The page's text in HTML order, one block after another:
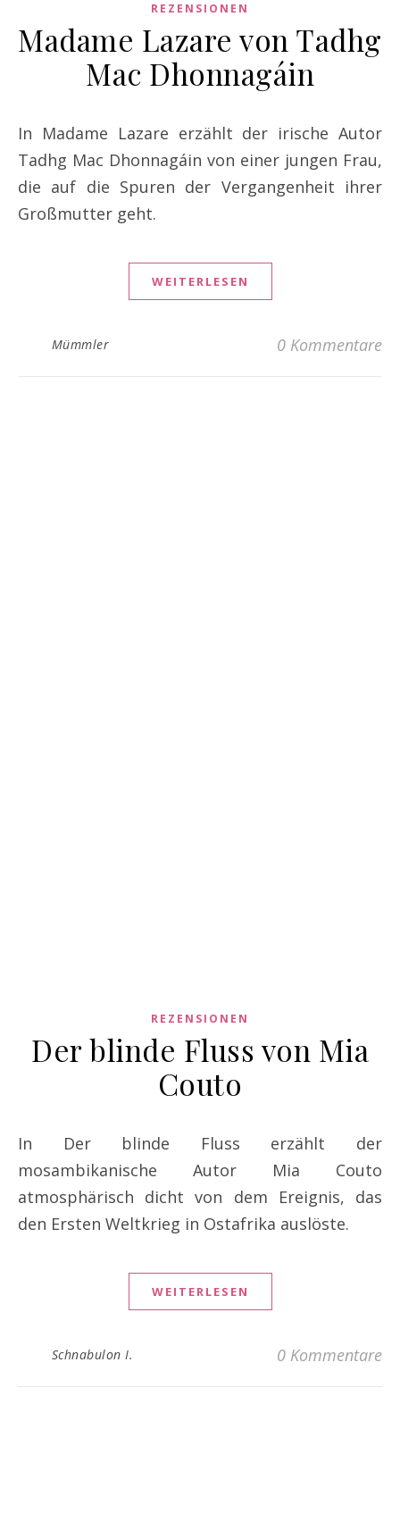
REZENSIONEN
Madame Lazare von Tadhg
Mac Dhonnagáin
In Madame Lazare erzählt der irische Autor
Tadhg Mac Dhonnagáin von einer jungen Frau,
die auf die Spuren der Vergangenheit ihrer
Großmutter geht.
WEITERLESEN
Mümmler 0 Kommentare
REZENSIONEN
Der blinde Fluss von Mia
Couto
In Der blinde Fluss erzählt der
mosambikanische Autor Mia Couto
atmosphärisch dicht von dem Ereignis, das
den Ersten Weltkrieg in Ostafrika auslöste.
WEITERLESEN
Schnabulon I. 0 Kommentare